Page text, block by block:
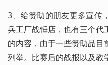
3、给赞助的朋友更多宣传
兵工厂战锤店，也有三个代
的内容，由于一些赞助品目
列举。比赛后的战报以及教